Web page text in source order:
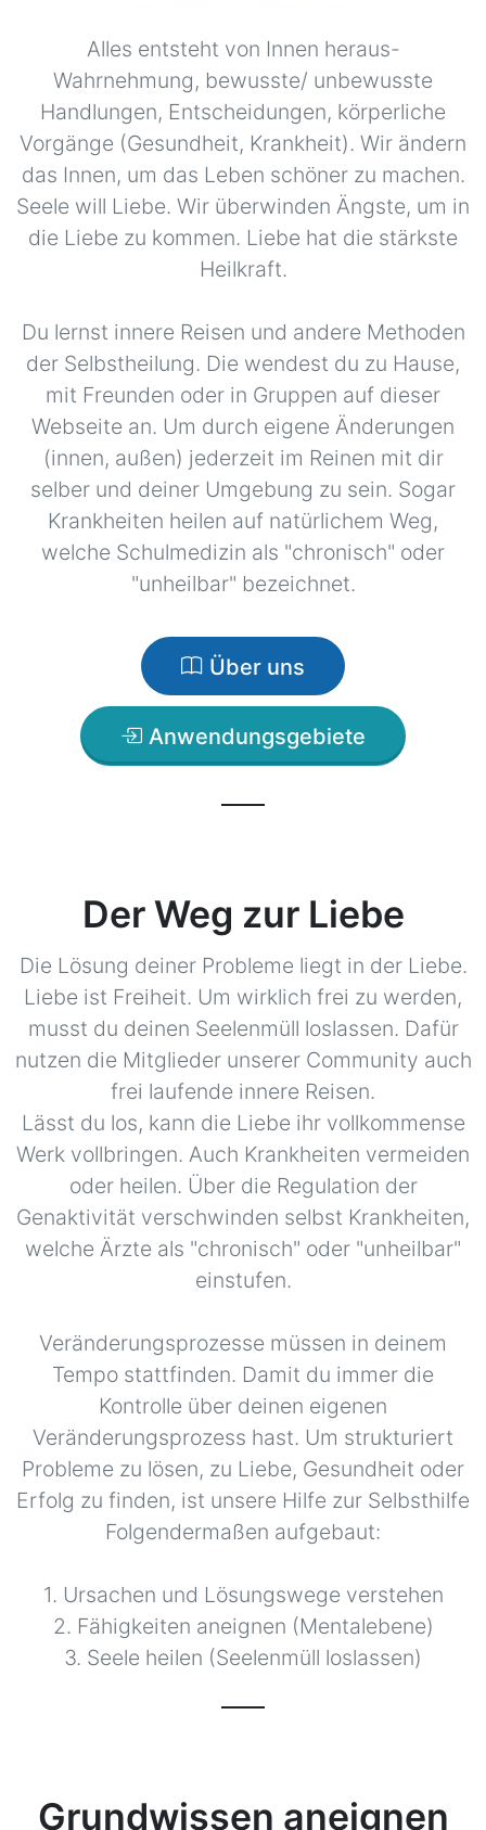
Alles entsteht von Innen heraus-
Wahrnehmung, bewusste/ unbewusste
Handlungen, Entscheidungen, körperliche
Vorgänge (Gesundheit, Krankheit). Wir ändern
das Innen, um das Leben schöner zu machen.
Seele will Liebe. Wir überwinden Ängste, um in
die Liebe zu kommen. Liebe hat die stärkste
Heilkraft.
Du lernst innere Reisen und andere Methoden
der Selbstheilung. Die wendest du zu Hause,
mit Freunden oder in Gruppen auf dieser
Webseite an. Um durch eigene Änderungen
(innen, außen) jederzeit im Reinen mit dir
selber und deiner Umgebung zu sein. Sogar
Krankheiten heilen auf natürlichem Weg,
welche Schulmedizin als "chronisch" oder
"unheilbar" bezeichnet.
Über uns
Anwendungsgebiete
Der Weg zur Liebe
Die Lösung deiner Probleme liegt in der Liebe.
Liebe ist Freiheit. Um wirklich frei zu werden,
musst du deinen Seelenmüll loslassen. Dafür
nutzen die Mitglieder unserer Community auch
frei laufende innere Reisen.
Lässt du los, kann die Liebe ihr vollkommense
Werk vollbringen. Auch Krankheiten vermeiden
oder heilen. Über die Regulation der
Genaktivität verschwinden selbst Krankheiten,
welche Ärzte als "chronisch" oder "unheilbar"
einstufen.
Veränderungsprozesse müssen in deinem
Tempo stattfinden. Damit du immer die
Kontrolle über deinen eigenen
Veränderungsprozess hast. Um strukturiert
Probleme zu lösen, zu Liebe, Gesundheit oder
Erfolg zu finden, ist unsere Hilfe zur Selbsthilfe
Folgendermaßen aufgebaut:
1. Ursachen und Lösungswege verstehen
2. Fähigkeiten aneignen (Mentalebene)
3. Seele heilen (Seelenmüll loslassen)
Grundwissen aneignen